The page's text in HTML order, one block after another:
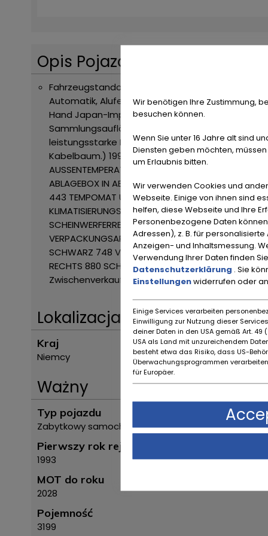
Opis Pojazdu
Fahrzeugstandort: Bovenden, Sitzheizung, E-
Automatik, Alufelgen, Elektrische SitzeBei
Hand Japan-ImportDeutsche Papiere
Sammlungsauflösung
leistungsstarke Motorisierung.Der Vorbesitzer
Kabelbaum.) 199U BLAUSCHWARZ - METALLICLACK
AUSSENTEMPERATURANZEIGE
ABLAGEBOX IN ABLAGESCHALE VORN341
443 TEMPOMAT UND LENKSÄULE ELEKTRISCH
KLIMATISIERUNGSAUTOMATIC593
SCHEINWERFERREINIGUNGSANLAGE613
VERPACKUNGSART VE III668 VERPACKUNGSART
SCHWARZ 748 VERDECK HYDRAULISCH803
RECHTS 880 SCHLIESSANLAGE MIT INFRAROT-
Zwischenverkauf und Irrtümer vorbehalten!----.
Lokalizacja
Kraj
Niemcy
Ważny
Typ pojazdu
Zabytkowy samochód
Pierwszy rok rejestracji
1993
MOT do roku
2028
Pojemność
3199
Wir benötigen Ihre Zustimmung,
besuchen können.
Wenn Sie unter 16 Jahre alt sind
Diensten geben möchten,
um Erlaubnis bitten.
Wir verwenden Cookies und
Webseite. Einige von ihnen sind
helfen, diese Webseite und Ihre
Personenbezogene Daten
Adressen), z. B. für
Anzeigen- und Inhaltsmessung.
Verwendung Ihrer Daten finden
Datenschutzerklärung . Sie
Einstellungenwiderrufen oder
Einige Services verarbeiten
Einwilligung zur Nutzung dieser
deiner Daten in den USA gemäß Art. 49
USA als Land mit unzureichendem
besteht etwa das Risiko, dass US-
Überwachungsprogrammen
für Europäer.